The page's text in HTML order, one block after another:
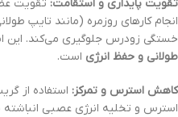
تقویت پایداری و استقامت: تقویت
انجام کارهای روزمره (مانند تایپ
خستگی زودرس جلوگیری می‌کند. این
طولانی و حفظ انرژی است.
کاهش استرس و تمرکز: استفاده از
استرس و تخلیه انرژی عصبی